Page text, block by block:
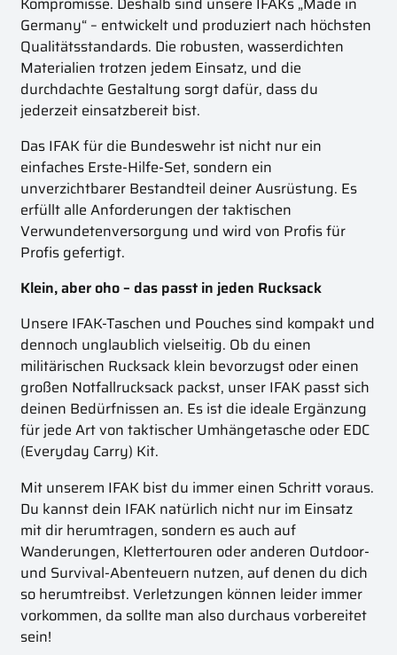
Germany“ – entwickelt und produziert nach höchsten
Qualitätsstandards. Die robusten, wasserdichten
Materialien trotzen jedem Einsatz, und die
durchdachte Gestaltung sorgt dafür, dass du
jederzeit einsatzbereit bist.
Das IFAK für die Bundeswehr ist nicht nur ein
einfaches Erste-Hilfe-Set, sondern ein
unverzichtbarer Bestandteil deiner Ausrüstung. Es
erfüllt alle Anforderungen der taktischen
Verwundetenversorgung und wird von Profis für
Profis gefertigt.
Klein, aber oho – das passt in jeden Rucksack
Unsere IFAK-Taschen und Pouches sind kompakt und
dennoch unglaublich vielseitig. Ob du einen
militärischen Rucksack klein bevorzugst oder einen
großen Notfallrucksack packst, unser IFAK passt sich
deinen Bedürfnissen an. Es ist die ideale Ergänzung
für jede Art von taktischer Umhängetasche oder EDC
(Everyday Carry) Kit.
Mit unserem IFAK bist du immer einen Schritt voraus.
Du kannst dein IFAK natürlich nicht nur im Einsatz
mit dir herumtragen, sondern es auch auf
Wanderungen, Klettertouren oder anderen Outdoor-
und Survival-Abenteuern nutzen, auf denen du dich
so herumtreibst. Verletzungen können leider immer
vorkommen, da sollte man also durchaus vorbereitet
sein!